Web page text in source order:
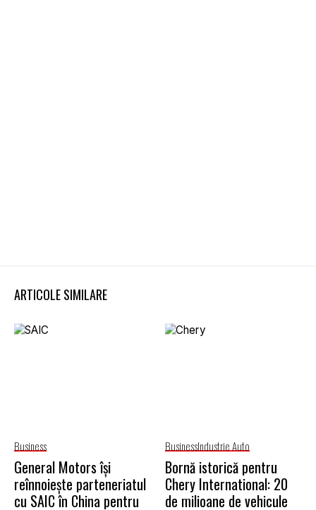
ARTICOLE SIMILARE
Business
General Motors își
reînnoiește parteneriatul
cu SAIC în China pentru
BusinessIndustrie Auto
Bornă istorică pentru
Chery International: 20
de milioane de vehicule